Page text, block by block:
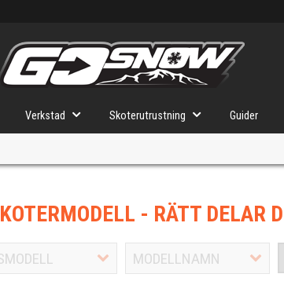
Verkstad Skoterutrustning Guider
- RÄTT DELAR